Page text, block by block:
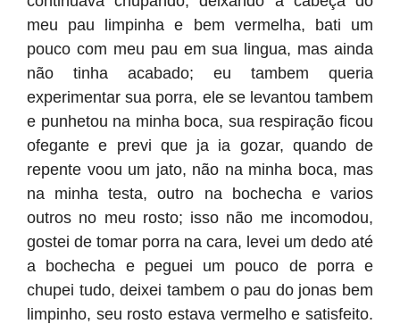
meu pau limpinha e bem vermelha, bati um
pouco com meu pau em sua lingua, mas ainda
não tinha acabado; eu tambem queria
experimentar sua porra, ele se levantou tambem
e punhetou na minha boca, sua respiração ficou
ofegante e previ que ja ia gozar, quando de
repente voou um jato, não na minha boca, mas
na minha testa, outro na bochecha e varios
outros no meu rosto; isso não me incomodou,
gostei de tomar porra na cara, levei um dedo até
a bochecha e peguei um pouco de porra e
chupei tudo, deixei tambem o pau do jonas bem
limpinho, seu rosto estava vermelho e satisfeito.